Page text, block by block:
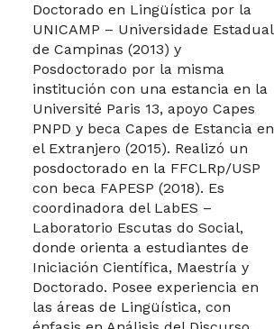
Doctorado en Lingüística por la
UNICAMP – Universidade Estadual
de Campinas (2013) y
Posdoctorado por la misma
institución con una estancia en la
Université Paris 13, apoyo Capes
PNPD y beca Capes de Estancia en
el Extranjero (2015). Realizó un
posdoctorado en la FFCLRp/USP
con beca FAPESP (2018). Es
coordinadora del LabES –
Laboratorio Escutas do Social,
donde orienta a estudiantes de
Iniciación Científica, Maestría y
Doctorado. Posee experiencia en
las áreas de Lingüística, con